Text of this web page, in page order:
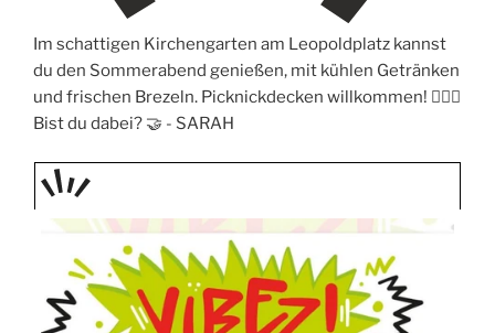
Im schattigen Kirchengarten am Leopoldplatz kannst
du den Sommerabend genießen, mit kühlen Getränken
und frischen Brezeln. Picknickdecken willkommen! 🧖🏼‍♀️
Bist du dabei? 🤝 - SARAH
TAGE